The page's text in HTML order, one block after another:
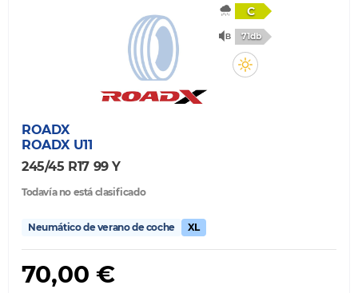
C
71db
ROADX
ROADX U11
245/45 R17 99 Y
Todavía no está clasificado
Neumático de verano de coche XL
70,00 €